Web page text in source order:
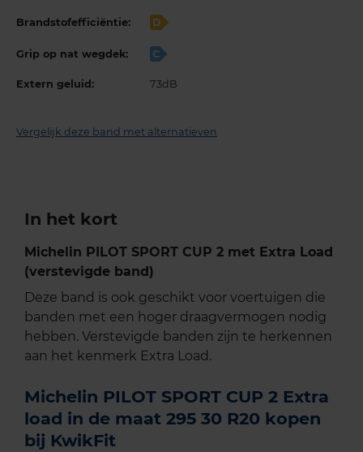
Brandstofefficiëntie: D
Grip op nat wegdek: C
Extern geluid: 73dB
Vergelijk deze band met alternatieven
In het kort
Michelin PILOT SPORT CUP 2 met Extra Load
(verstevigde band)
Deze band is ook geschikt voor voertuigen die
banden met een hoger draagvermogen nodig
hebben. Verstevigde banden zijn te herkennen
aan het kenmerk Extra Load.
Michelin PILOT SPORT CUP 2 Extra
load in de maat 295 30 R20 kopen
bij KwikFit